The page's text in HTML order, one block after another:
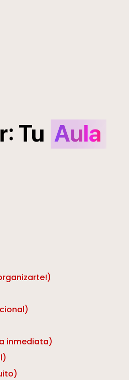
: Tu Aula
inmediata)